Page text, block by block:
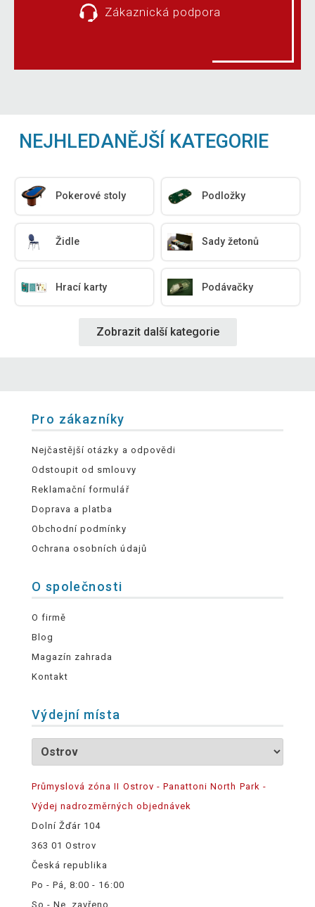
Zákaznická podpora
NEJHLEDANĚJŠÍ KATEGORIE
Pokerové stoly Podložky
Židle Sady žetonů
Hrací karty Podávačky
Zobrazit další kategorie
Pro zákazníky
Nejčastější otázky a odpovědi
Odstoupit od smlouvy
Reklamační formulář
Doprava a platba
Obchodní podmínky
Ochrana osobních údajů
O společnosti
O firmě
Blog
Magazín zahrada
Kontakt
Výdejní místa
Průmyslová zóna II Ostrov - Panattoni North Park -
Výdej nadrozměrných objednávek
Dolní Žďár 104
363 01 Ostrov
Česká republika
Po - Pá, 8:00 - 16:00
So - Ne, zavřeno